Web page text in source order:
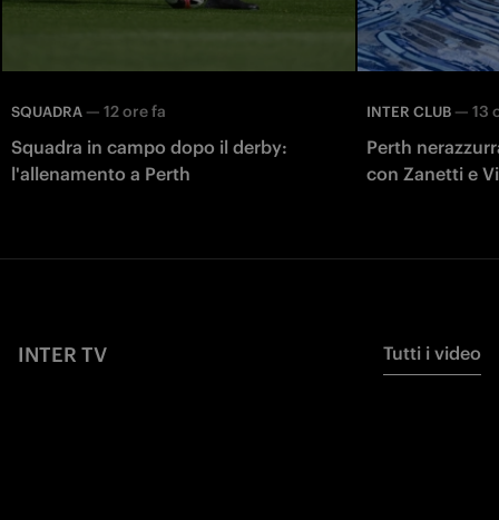
SQUADRA — 12 ore fa
Squadra in campo dopo il derby:
l'allenamento a Perth
INTER CLUB — 13
Perth
con Zanetti e
INTER TV Tutti i video